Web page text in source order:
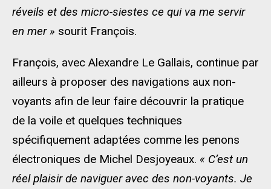
réveils et des micro-siestes ce qui va me servir
en mer » sourit François.
François, avec Alexandre Le Gallais, continue par
ailleurs à proposer des navigations aux non-
voyants afin de leur faire découvrir la pratique
de la voile et quelques techniques
spécifiquement adaptées comme les penons
électroniques de Michel Desjoyeaux. « C’est un
réel plaisir de naviguer avec des non-voyants. Je